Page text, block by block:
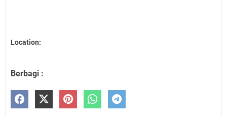
Location:
Berbagi :